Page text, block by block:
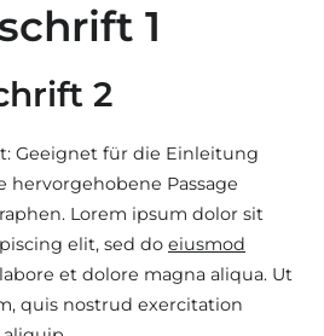
1
2
Geeignet für die Einleitung
hervorgehobene Passage
Lorem ipsum dolor sit
elit, sed do eiusmod
et dolore magna aliqua. Ut
quis nostrud exercitation